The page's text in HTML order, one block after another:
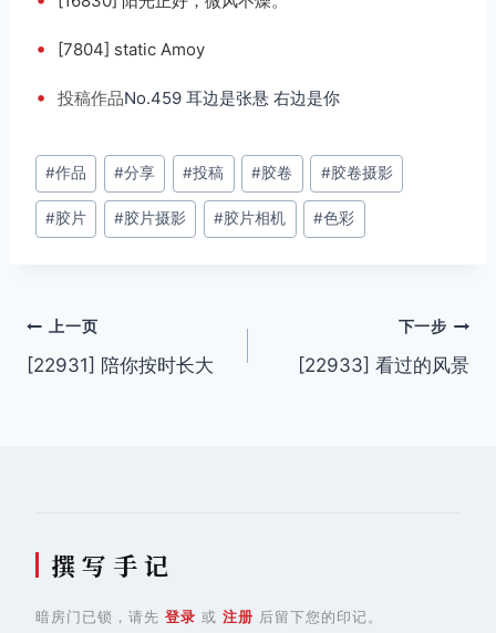
• [7804] static Amoy
• 投稿作品No.459 耳边是张悬 右边是你
文
章
标
#作品 #分享 #投稿 #胶卷 #胶卷摄影
#胶片 #胶片摄影 #胶片相机 #色彩
文
章
上一页
[22931] 陪你按时长大
下一步
[22933] 看过的风景
撰 写 手 记
暗房门已锁，请先 登录 或 注册 后留下您的印记。